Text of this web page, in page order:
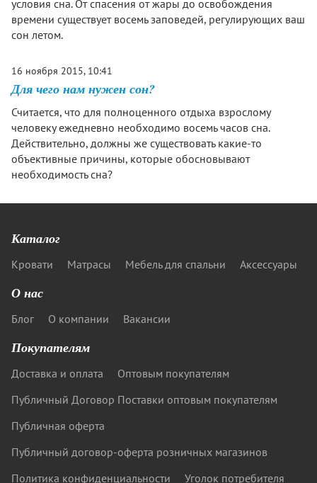
условия сна. От спасения от жары до освобождения
времени существует восемь заповедей, регулирующих ваш
сон летом.
16 ноября 2015, 10:41
Для чего нам нужен сон?
Считается, что для полноценного отдыха взрослому
человеку ежедневно необходимо восемь часов сна.
Действительно, должны же существовать какие-то
объективные причины, которые обосновывают
необходимость сна?
Каталог
Кровати Матрасы Мебель для спальни Аксессуары
О нас
Блог О компании Вакансии
Покупателям
Доставка и оплата
Оптовым покупателям
Публичный Договор Поставки оптовым покупателям
Публичная оферта
Публичный договор-оферта розничных магазинов
Политика конфиденциальности
Уголок потребителя